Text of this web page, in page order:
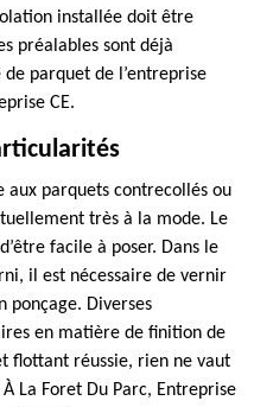
installée doit être
préalables sont déjà
parquet de l’entreprise
CE.
aux parquets contrecollés ou
très à la mode. Le
facile à poser. Dans le
il est nécessaire de vernir
ponçage. Diverses
en matière de finition de
flottant réussie, rien ne vaut
La Foret Du Parc, Entreprise